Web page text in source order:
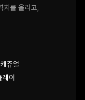
치를 올리고,
쥬얼
이